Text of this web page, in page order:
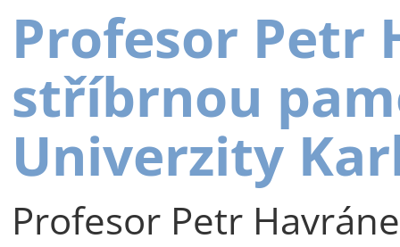
Profesor Petr
stříbrnou
Univerzity
Profesor Petr